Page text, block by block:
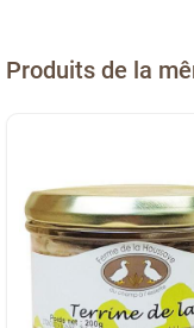
Produits de la